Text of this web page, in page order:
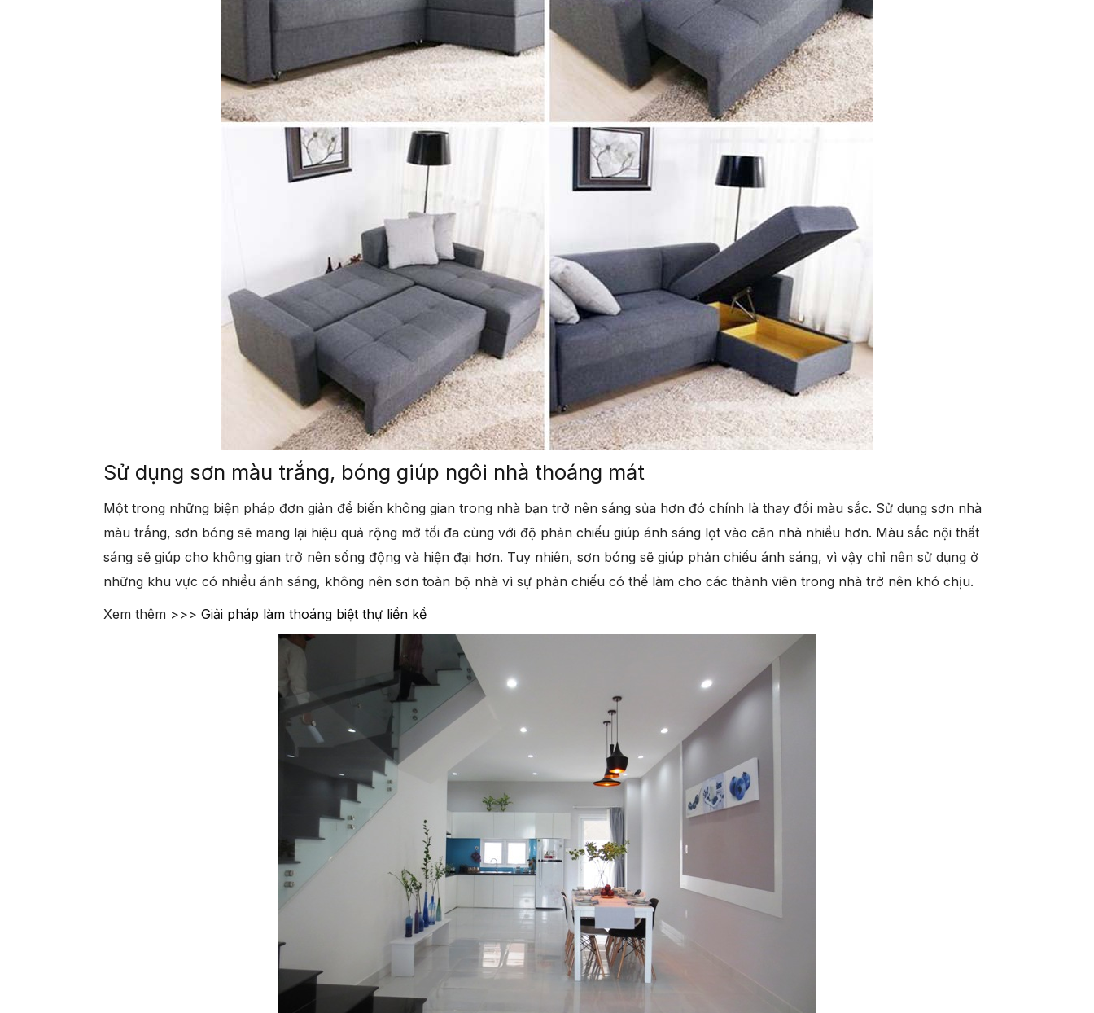
Sử dụng sơn màu trắng, bóng giúp ngôi nhà thoáng mát
Một trong những biện pháp đơn giản để biến không gian trong nhà bạn trở nên sáng sủa hơn đó chính là thay đổi màu sắc. Sử dụng sơn nhà
màu trắng, sơn bóng sẽ mang lại hiệu quả rộng mở tối đa cùng với độ phản chiếu giúp ánh sáng lọt vào căn nhà nhiều hơn. Màu sắc nội thất
sáng sẽ giúp cho không gian trở nên sống động và hiện đại hơn. Tuy nhiên, sơn bóng sẽ giúp phản chiếu ánh sáng, vì vậy chỉ nên sử dụng ở
những khu vực có nhiều ánh sáng, không nên sơn toàn bộ nhà vì sự phản chiếu có thể làm cho các thành viên trong nhà trở nên khó chịu.
Xem thêm >>> Giải pháp làm thoáng biệt thự liền kề